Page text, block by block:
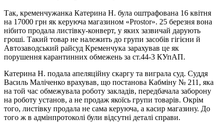
Так, кременчужанка Катерина Н. була оштрафована 16 квітня
на 17000 грн як керуюча магазином «Prostor». 25 березня вона
нібито продала листівку-конверт, у яких зазвичай дарують
гроші. Такий товар не належить до групи засобів гігієни й
Автозаводський райсуд Кременчука зарахував це як
порушення карантинних обмежень за ст.44-3 КУпАП.
Катерина Н. подала апеляційну скаргу та виграла суд. Суддя
Василь Маліченко врахував, що постанова Кабміну № 211, яка
на той час обмежувала роботу закладів, передбачала заборону
на роботу установ, а не продаж якоїсь групи товарів. Окрім
того, листівку продала не сама керуюча, а касир магазину. До
того ж в адмінпротоколі були відсутні деталі справи.